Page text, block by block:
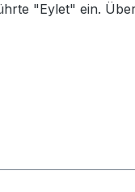
"Eylet" ein.